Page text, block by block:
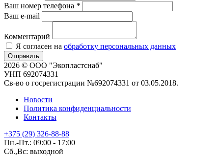
Ваш номер телефона *
Ваш e-mail
Комментарий
Я согласен на обработку персональных данных
Отправить
2026 © ООО "Экопластснаб"
УНП 692074331
Св-во о госрегистрации №692074331 от 03.05.2018.
Новости
Политика конфиденциальности
Контакты
+375 (29) 326-88-88
Пн.-Пт.: 09:00 - 17:00
Сб.,Вс: выходной